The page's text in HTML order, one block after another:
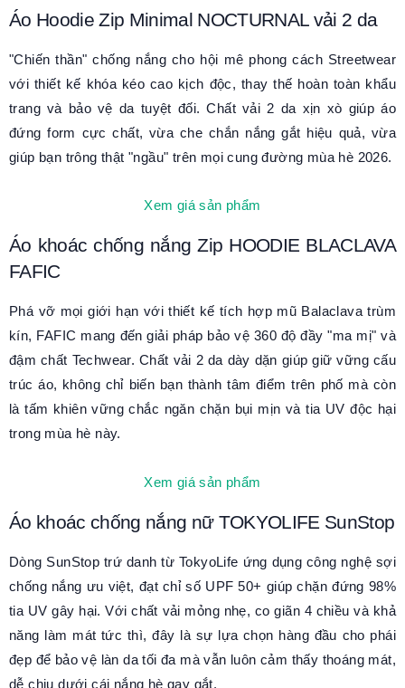
Áo Hoodie Zip Minimal NOCTURNAL vải 2 da
"Chiến thần" chống nắng cho hội mê phong cách Streetwear
với thiết kế khóa kéo cao kịch độc, thay thế hoàn toàn khẩu
trang và bảo vệ da tuyệt đối. Chất vải 2 da xịn xò giúp áo
đứng form cực chất, vừa che chắn nắng gắt hiệu quả, vừa
giúp bạn trông thật "ngầu" trên mọi cung đường mùa hè 2026.
Xem giá sản phẩm
Áo khoác chống nắng Zip HOODIE BLACLAVA
FAFIC
Phá vỡ mọi giới hạn với thiết kế tích hợp mũ Balaclava trùm
kín, FAFIC mang đến giải pháp bảo vệ 360 độ đầy "ma mị" và
đậm chất Techwear. Chất vải 2 da dày dặn giúp giữ vững cấu
trúc áo, không chỉ biến bạn thành tâm điểm trên phố mà còn
là tấm khiên vững chắc ngăn chặn bụi mịn và tia UV độc hại
trong mùa hè này.
Xem giá sản phẩm
Áo khoác chống nắng nữ TOKYOLIFE SunStop
Dòng SunStop trứ danh từ TokyoLife ứng dụng công nghệ sợi
chống nắng ưu việt, đạt chỉ số UPF 50+ giúp chặn đứng 98%
tia UV gây hại. Với chất vải mỏng nhẹ, co giãn 4 chiều và khả
năng làm mát tức thì, đây là sự lựa chọn hàng đầu cho phái
đẹp để bảo vệ làn da tối đa mà vẫn luôn cảm thấy thoáng mát,
dễ chịu dưới cái nắng hè gay gắt.